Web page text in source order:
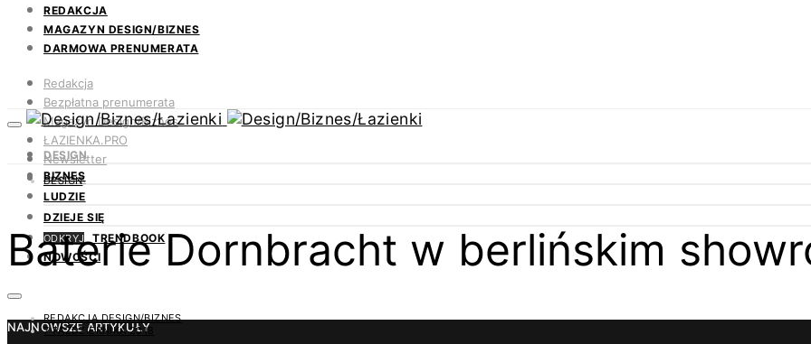
REDAKCJA
MAGAZYN DESIGN/BIZNES
DARMOWA PRENUMERATA
Redakcja
Bezpłatna prenumerata
Magazyn Design/Biznes
ŁAZIENKA.PRO
Newsletter
Kontakt
DESIGN
BIZNES
LUDZIE
DZIEJE SIĘ
ODKRYJ TRENDBOOK
NOWOŚCI
NAJNOWSZE ARTYKUŁY
DESIGN
Baterie Dornbracht w berlińskim
REDAKCJA DESIGN/BIZNES
7 PAŹDZIERNIKA 2018